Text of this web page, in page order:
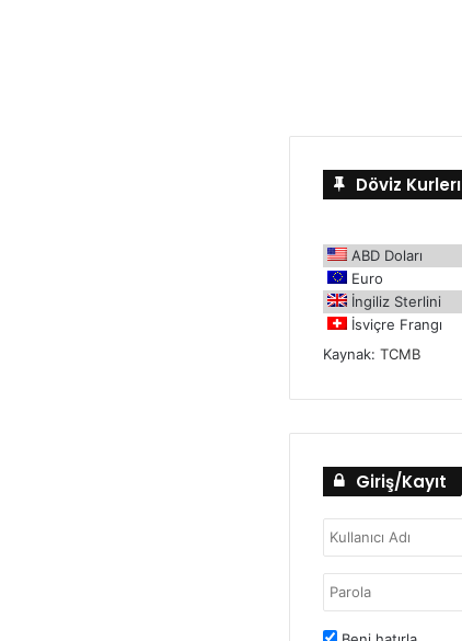
Döviz Kurlerı
ABD Doları
Euro
İngiliz Sterlini
İsviçre Frangı
Kaynak:TCMB
Giriş/Kayıt